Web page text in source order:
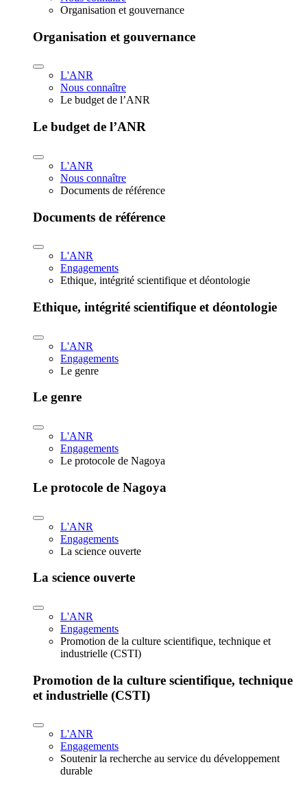
Organisation et gouvernance
Organisation et gouvernance
L'ANR
Nous connaître
Le budget de l’ANR
Le budget de l’ANR
L'ANR
Nous connaître
Documents de référence
Documents de référence
L'ANR
Engagements
Ethique, intégrité scientifique et déontologie
Ethique, intégrité scientifique et déontologie
L'ANR
Engagements
Le genre
Le genre
L'ANR
Engagements
Le protocole de Nagoya
Le protocole de Nagoya
L'ANR
Engagements
La science ouverte
La science ouverte
L'ANR
Engagements
Promotion de la culture scientifique, technique et
industrielle (CSTI)
Promotion de la culture scientifique, technique
et industrielle (CSTI)
L'ANR
Engagements
Soutenir la recherche au service du développement
durable